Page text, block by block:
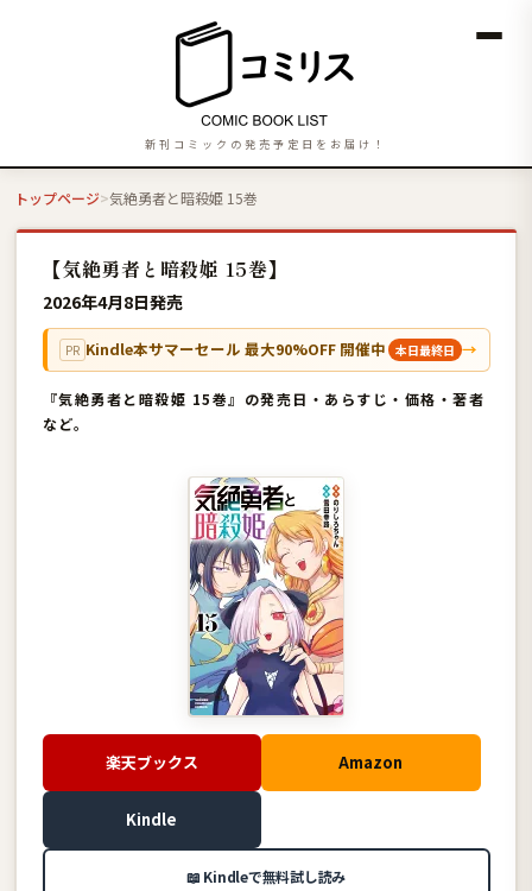
新刊コミックの発売予定日をお届け！
トップページ 気絶勇者と暗殺姫 15巻
【気絶勇者と暗殺姫 15巻】
2026年4月8日発売
PR Kindle本サマーセール 最大90%OFF 開催中 本日最終日 →
『気絶勇者と暗殺姫 15巻』の発売日・あらすじ・価格・著者
など。
楽天ブックス Amazon
Kindle
📖 Kindleで無料試し読み